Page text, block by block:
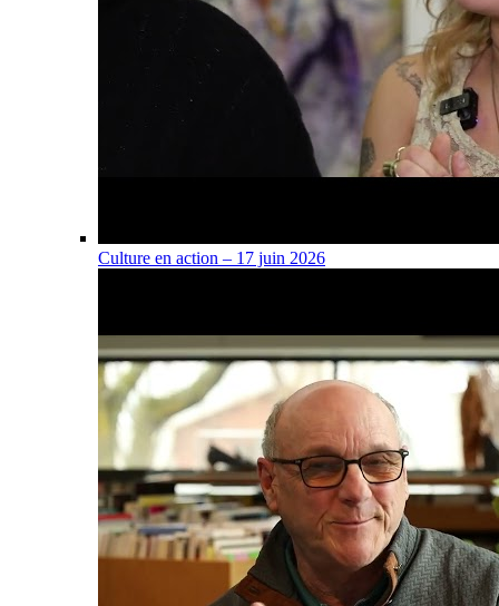
Culture en action – 17 juin 2026